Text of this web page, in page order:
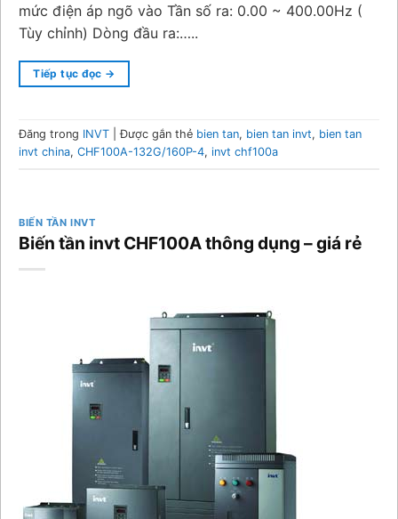
mức điện áp ngõ vào Tần số ra: 0.00 ~ 400.00Hz (
Tùy chỉnh) Dòng đầu ra:…..
Tiếp tục đọc →
Đăng trong INVT |Được gắn thẻ bien tan, bien tan invt, bien tan
invt china, CHF100A-132G/160P-4, invt chf100a
BIẾN TẦN INVT
Biến tần invt CHF100A thông dụng – giá rẻ